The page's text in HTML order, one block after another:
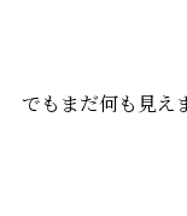
でもまだ何も見え